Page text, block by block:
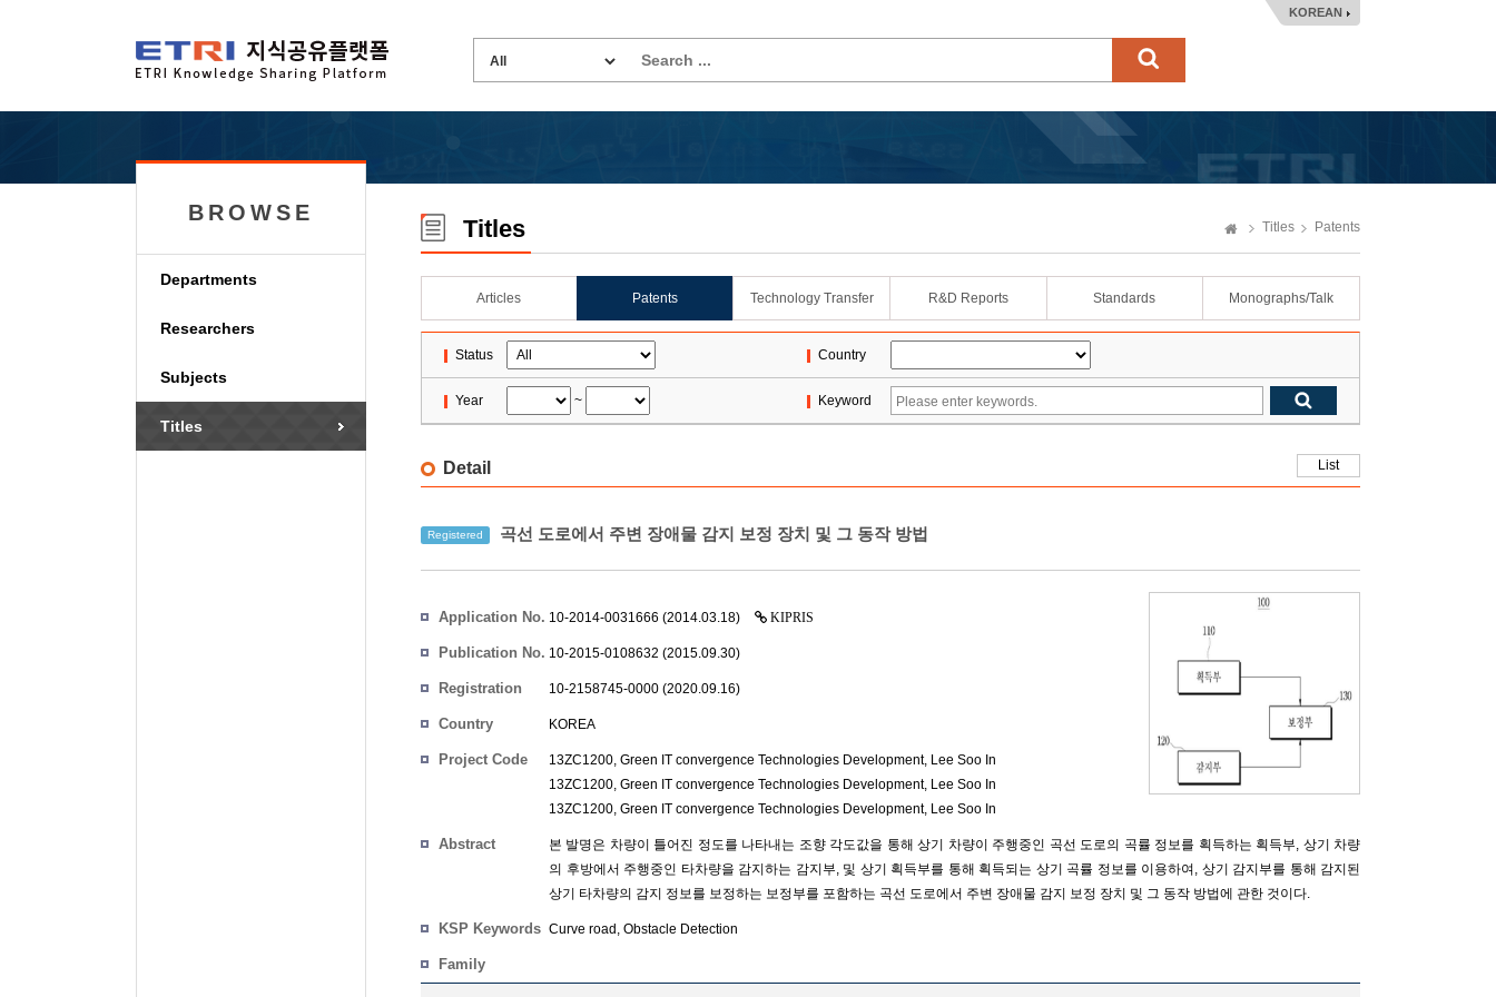
KOREAN
BROWSE
Departments
Researchers
Subjects
Titles
Titles Titles Patents
Articles Patents Technology Transfer R&D Reports Standards Monographs/Talk
Status Country
Year ~ Keyword
Detail List
Registered 곡선 도로에서 주변 장애물 감지 보정 장치 및 그 동작 방법
Application No. 10-2014-0031666 (2014.03.18) KIPRIS
Publication No. 10-2015-0108632 (2015.09.30)
Registration
10-2158745-0000 (2020.09.16)
Country KOREA
Project Code 13ZC1200, Green IT convergence Technologies Development, Lee Soo In
13ZC1200, Green IT convergence Technologies Development, Lee Soo In
13ZC1200, Green IT convergence Technologies Development, Lee Soo In
Abstract
본 발명은 차량이 틀어진 정도를 나타내는 조향 각도값을 통해 상기 차량이 주행중인 곡선 도로의 곡률 정보를 획득하는 획득부, 상기 차량
의 후방에서 주행중인 타차량을 감지하는 감지부, 및 상기 획득부를 통해 획득되는 상기 곡률 정보를 이용하여, 상기 감지부를 통해 감지된
상기 타차량의 감지 정보를 보정하는 보정부를 포함하는 곡선 도로에서 주변 장애물 감지 보정 장치 및 그 동작 방법에 관한 것이다.
KSP Keywords Curve road, Obstacle Detection
Family